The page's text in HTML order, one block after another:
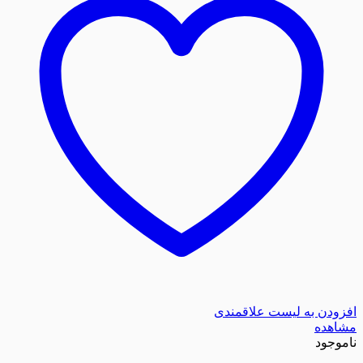
افزودن به لیست علاقمندی
مشاهده
ناموجود